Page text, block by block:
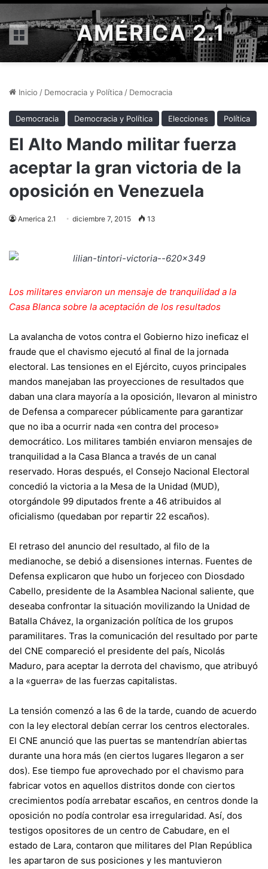
Menú AMÉRICA 2.1
Inicio / Democracia y Política / Democracia
Democracia Democracia y Política Elecciones Política
El Alto Mando militar fuerza
aceptar la gran victoria de la
oposición en Venezuela
America 2.1 diciembre 7, 2015 13
Los militares enviaron un mensaje de tranquilidad a la
Casa Blanca sobre la aceptación de los resultados
La avalancha de votos contra el Gobierno hizo ineficaz el
fraude que el chavismo ejecutó al final de la jornada
electoral. Las tensiones en el Ejército, cuyos principales
mandos manejaban las proyecciones de resultados que
daban una clara mayoría a la oposición, llevaron al ministro
de Defensa a comparecer públicamente para garantizar
que no iba a ocurrir nada «en contra del proceso»
democrático. Los militares también enviaron mensajes de
tranquilidad a la Casa Blanca a través de un canal
reservado. Horas después, el Consejo Nacional Electoral
concedió la victoria a la Mesa de la Unidad (MUD),
otorgándole 99 diputados frente a 46 atribuidos al
oficialismo (quedaban por repartir 22 escaños).
El retraso del anuncio del resultado, al filo de la
medianoche, se debió a disensiones internas. Fuentes de
Defensa explicaron que hubo un forjeceo con Diosdado
Cabello, presidente de la Asamblea Nacional saliente, que
deseaba confrontar la situación movilizando la Unidad de
Batalla Chávez, la organización política de los grupos
paramilitares. Tras la comunicación del resultado por parte
del CNE compareció el presidente del país, Nicolás
Maduro, para aceptar la derrota del chavismo, que atribuyó
a la «guerra» de las fuerzas capitalistas.
La tensión comenzó a las 6 de la tarde, cuando de acuerdo
con la ley electoral debían cerrar los centros electorales.
El CNE anunció que las puertas se mantendrían abiertas
durante una hora más (en ciertos lugares llegaron a ser
dos). Ese tiempo fue aprovechado por el chavismo para
fabricar votos en aquellos distritos donde con ciertos
crecimientos podía arrebatar escaños, en centros donde la
oposición no podía controlar esa irregularidad. Así, dos
testigos opositores de un centro de Cabudare, en el
estado de Lara, contaron que militares del Plan República
les apartaron de sus posiciones y les mantuvieron